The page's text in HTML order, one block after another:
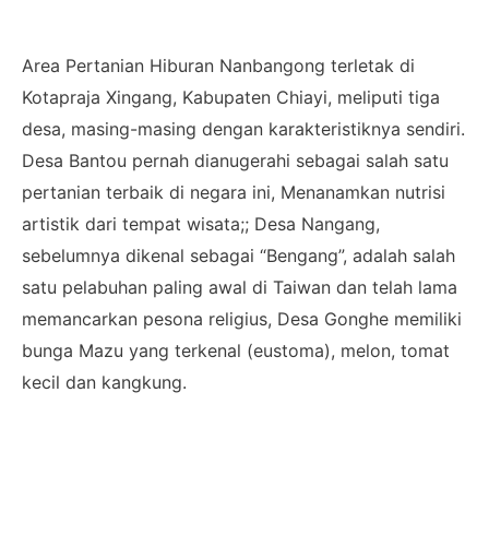
Area Pertanian Hiburan Nanbangong terletak di
Kotapraja Xingang, Kabupaten Chiayi, meliputi tiga
desa, masing-masing dengan karakteristiknya sendiri.
Desa Bantou pernah dianugerahi sebagai salah satu
pertanian terbaik di negara ini, Menanamkan nutrisi
artistik dari tempat wisata;; Desa Nangang,
sebelumnya dikenal sebagai “Bengang”, adalah salah
satu pelabuhan paling awal di Taiwan dan telah lama
memancarkan pesona religius, Desa Gonghe memiliki
bunga Mazu yang terkenal (eustoma), melon, tomat
kecil dan kangkung.